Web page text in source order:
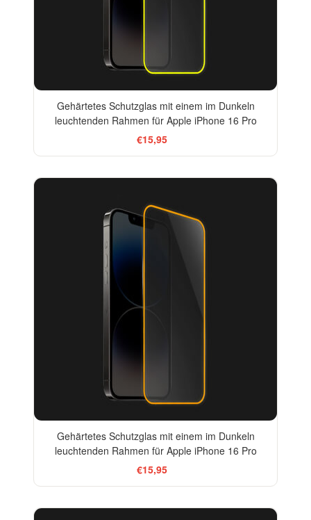
Gehärtetes Schutzglas mit einem im Dunkeln
leuchtenden Rahmen für Apple iPhone 16 Pro
€15,95
Gehärtetes Schutzglas mit einem im Dunkeln
leuchtenden Rahmen für Apple iPhone 16 Pro
€15,95